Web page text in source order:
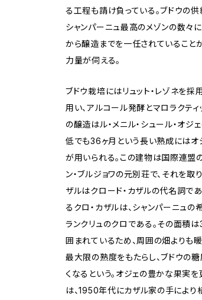
る工程も請け負っている。ブドウの
シャンパーニュ最高のメゾンの数々
から醸造までを一任されていること
力量が伺える。
ブドウ栽培にはリュット・レゾネを採
用い、アルコール発酵とマロラクテ
の醸造はル・メニル・シュール・オジ
低でも36ヶ月という長い熟成には
が用いられる。この建物は国際連盟
ン・ブルジョワの元別荘で、それを取
ザルはクロード・カザルの代名詞で
るクロ・カザルは、シャンパーニュ
ランクリュのクロである。その面積
囲まれているため、周囲の畑よりも
最大限の熟度をもたらし、ブドウの
くなるという。オジェの豊かな果実
は、1950年代にカザル家の手により